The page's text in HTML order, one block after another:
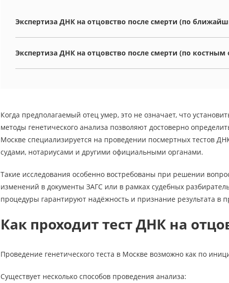
Экспертиза ДНК на отцовство после смерти (по
Экспертиза ДНК на отцовство после смерти (по костным
Когда предполагаемый отец умер, это не означает, что
методы генетического анализа позволяют достоверно
Москве специализируется на проведении посмертных тестов
судами, нотариусами и другими официальными органами.
Такие исследования особенно востребованы при решении
изменений в документы ЗАГС или в рамках судебных
процедуры гарантируют надёжность и признание результата в
Как проходит тест ДНК на
Проведение генетического теста в Москве возможно как по
Существует несколько способов проведения анализа: